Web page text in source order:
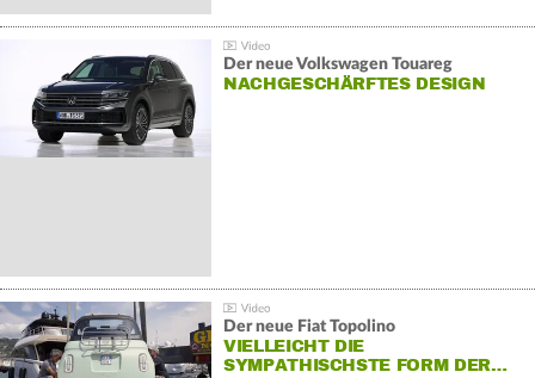
Der neue Volkswagen Touareg
NACHGESCHÄRFTES DESIGN
Der neue Fiat Topolino
VIELLEICHT DIE
SYMPATHISCHSTE FORM DER…